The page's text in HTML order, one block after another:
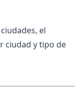
el
ciudad y tipo de